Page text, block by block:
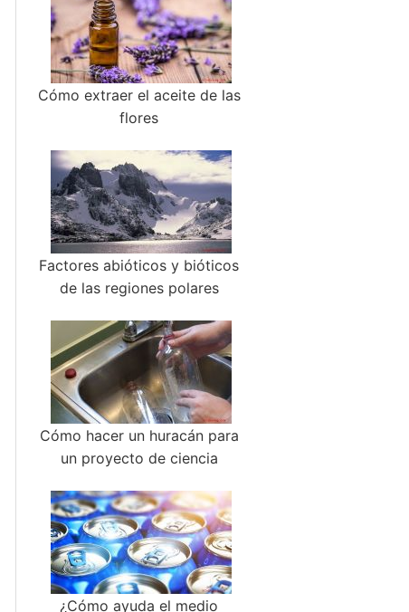
Cómo extraer el aceite de las
flores
Factores abióticos y bióticos
de las regiones polares
Cómo hacer un huracán para
un proyecto de ciencia
¿Cómo ayuda el medio